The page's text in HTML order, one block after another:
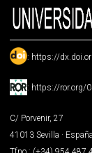
: https://
: https://ror.org/
C/ Porvenir, 27
41013 Sevilla · España